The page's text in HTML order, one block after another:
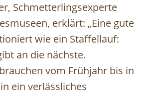
Schmetterlingsexperte
erklärt: „Eine gute
wie ein Staffellauf:
an die nächste.
vom Frühjahr bis in
ein verlässliches